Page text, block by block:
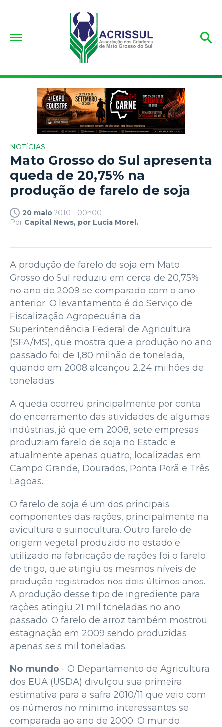
NOTÍCIAS
Mato Grosso do Sul apresenta
queda de 20,75% na
produção de farelo de soja
20 maio 2010 - 00h00
Por Capital News, por Lucia Morel.
A produção de farelo de soja em Mato
Grosso do Sul reduziu em cerca de 20,75%
no ano de 2009 se comparado com o ano
anterior. O levantamento é do Serviço de
Fiscalização Agropecuária da
Superintendência Federal de Agricultura
(SFA/MS), que mostra que a produção no ano
passado foi de 1,80 milhão de tonelada,
quando em 2008 alcançou 2,24 milhões de
toneladas.
A queda ocorreu principalmente por conta
do encerramento das atividades de algumas
indústrias, já que em 2008, sete empresas
produziam farelo de soja no Estado e
atualmente apenas quatro, localizadas em
Campo Grande, Dourados, Ponta Porã e Três
Lagoas.
O farelo de soja é um dos principais
componentes das rações, principalmente na
avicultura e suinocultura. Outro farelo de
origem vegetal produzido no estado e
utilizado na fabricação de rações foi o farelo
de trigo, que atingiu os mesmos níveis de
produção registrados nos dois últimos anos.
A produção desse tipo de ingrediente para
rações atingiu 21 mil toneladas no ano
passado. O farelo de arroz também mostrou
estagnação em 2009 sendo produzidas
apenas seis mil toneladas.
No mundo - O Departamento de Agricultura
dos EUA (USDA) divulgou sua primeira
estimativa para a safra 2010/11 que veio com
os números no mínimo interessantes se
comparada ao ano de 2000. O mundo